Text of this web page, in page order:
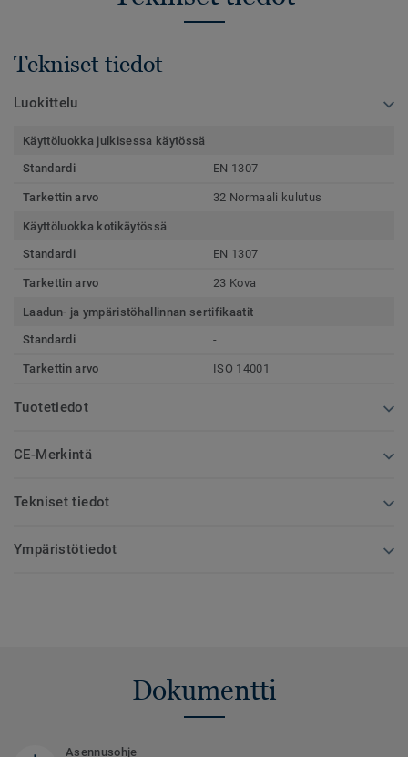
Tekniset tiedot
Luokittelu
Käyttöluokka julkisessa käytössä
Standardi
EN 1307
Tarkettin arvo 32 Normaali kulutus
Käyttöluokka kotikäytössä
Standardi
EN 1307
Tarkettin arvo 23 Kova
Laadun- ja ympäristöhallinnan sertifikaatit
Standardi
-
Tarkettin arvo ISO 14001
Tuotetiedot
CE-Merkintä
Tekniset tiedot
Ympäristötiedot
Dokumentti
Asennusohje